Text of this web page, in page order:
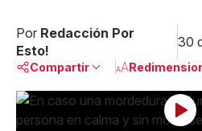
Por Redacción Por
Esto!
30
Compartir
Linkedin
Pequeño